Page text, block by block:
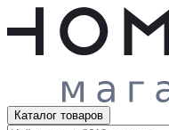
Каталог товаров